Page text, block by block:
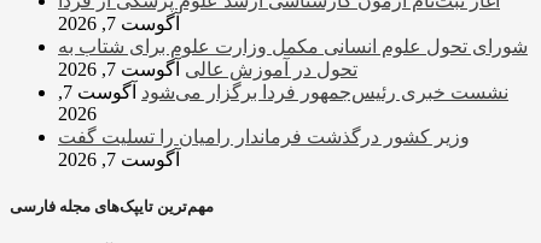
آگوست 7, 2026
شورای تحول علوم انسانی مکمل وزارت علوم برای شتاب به
تحول در آموزش عالی آگوست 7, 2026
نشست خبری رئیس‌جمهور فردا برگزار می‌شود
آگوست 7,
2026
وزیر کشور درگذشت فرماندار رامیان را تسلیت گفت
آگوست 7, 2026
مهم‌ترین تایپک‌های مجله فارسی